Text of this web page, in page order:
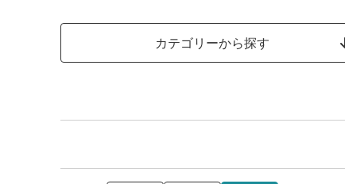
カテゴリーから探す